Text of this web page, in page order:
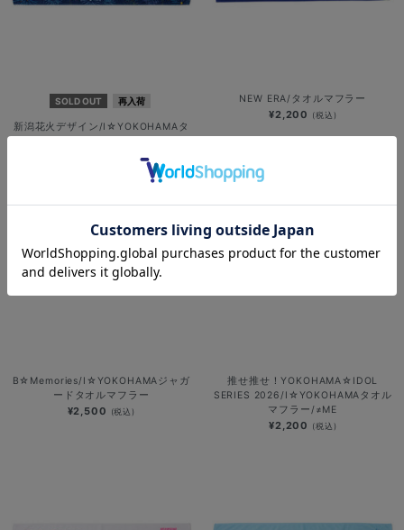
SOLD OUT 再入荷
新潟花火デザイン/I☆YOKOHAMAタ
NEW ERA/タオルマフラー
¥2,200 (税込)
B☆Memories/I☆YOKOHAMAジャガ
ードタオルマフラー
¥2,500 (税込)
推せ推せ！YOKOHAMA☆IDOL
SERIES 2026/I☆YOKOHAMAタオル
マフラー/≠ME
¥2,200 (税込)